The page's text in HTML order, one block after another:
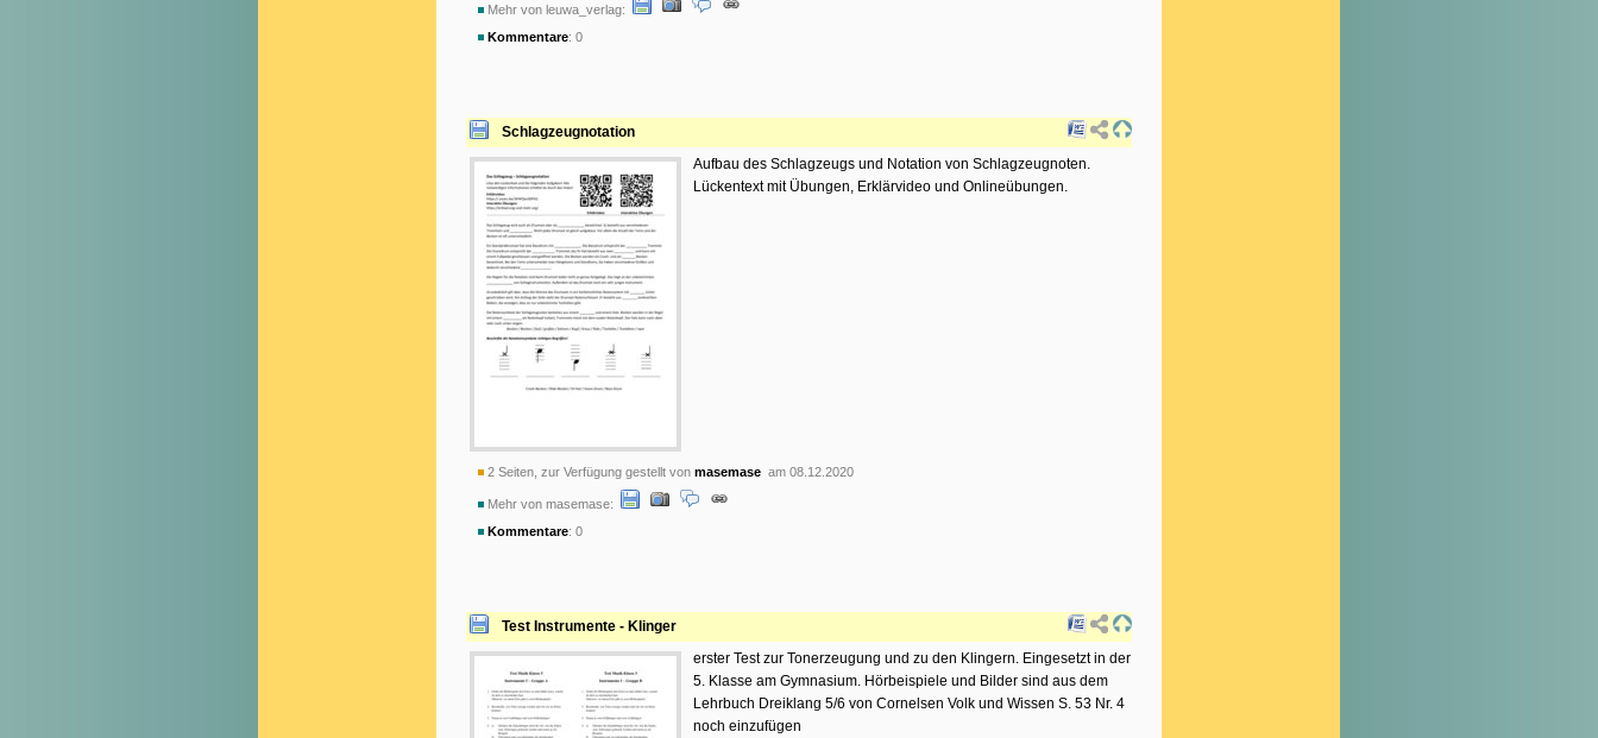
Mehr von leuwa_verlag:
Kommentare: 0
Schlagzeugnotation
Aufbau des Schlagzeugs und Notation von Schlagzeugnoten.
Lückentext mit Übungen, Erklärvideo und Onlineübungen.
2 Seiten, zur Verfügung gestellt von masemase am 08.12.2020
Mehr von masemase:
Kommentare: 0
Test Instrumente - Klinger
erster Test zur Tonerzeugung und zu den Klingern. Eingesetzt in der
5. Klasse am Gymnasium. Hörbeispiele und Bilder sind aus dem
Lehrbuch Dreiklang 5/6 von Cornelsen Volk und Wissen S. 53 Nr. 4
noch einzufügen